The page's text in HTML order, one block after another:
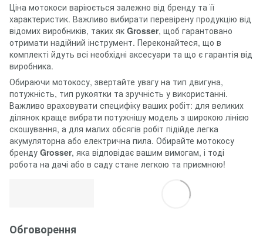
Ціна мотокоси варіюється залежно від бренду та її
характеристик. Важливо вибирати перевірену продукцію від
відомих виробників, таких як Grosser, щоб гарантовано
отримати надійний інструмент. Переконайтеся, що в
комплекті йдуть всі необхідні аксесуари та що є гарантія від
виробника.
Обираючи мотокосу, звертайте увагу на тип двигуна,
потужність, тип рукоятки та зручність у використанні.
Важливо враховувати специфіку ваших робіт: для великих
ділянок краще вибрати потужнішу модель з широкою лінією
скошування, а для малих обсягів робіт підійде легка
акумуляторна або електрична пила. Обирайте мотокосу
бренду Grosser, яка відповідає вашим вимогам, і тоді
робота на дачі або в саду стане легкою та приємною!
Обговорення